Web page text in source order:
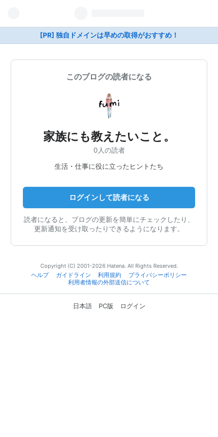
[PR] 独自ドメインは早めの取得がおすすめ！
このブログの読者になる
家族にも教えたいこと。
0人の読者
生活・仕事に役に立ったヒントたち
ログインして読者になる
読者になると、ブログの更新を簡単にチェックしたり、
更新通知を受け取ったりできるようになります。
Copyright (C) 2001-2026 Hatena. All Rights Reserved.
ヘルプ
ガイドライン 利用規約
プライバシーポリシー
利用者情報の外部送信について
日本語 PC版 ログイン